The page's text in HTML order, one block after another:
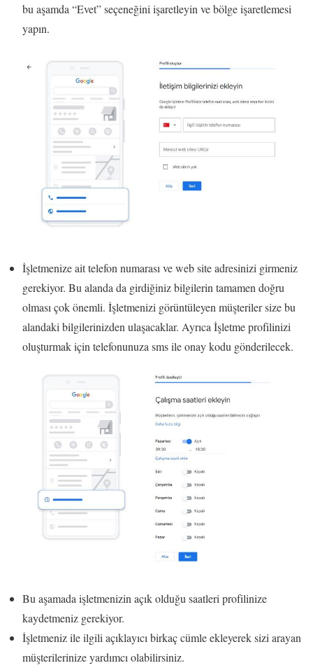
bu aşamda “Evet” seçeneğini işaretleyin ve bölge işaretlemesi
yapın.
İşletmenize ait telefon numarası ve web site adresinizi girmeniz
gerekiyor. Bu alanda da girdiğiniz bilgilerin tamamen doğru
olması çok önemli. İşletmenizi görüntüleyen müşteriler size bu
alandaki bilgilerinizden ulaşacaklar. Ayrıca İşletme profilinizi
oluşturmak için telefonunuza sms ile onay kodu gönderilecek.
Bu aşamada işletmenizin açık olduğu saatleri profilinize
kaydetmeniz gerekiyor.
İşletmeniz ile ilgili açıklayıcı birkaç cümle ekleyerek sizi arayan
müşterilerinize yardımcı olabilirsiniz.